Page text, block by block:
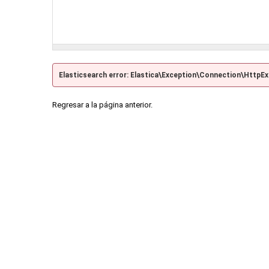
Elasticsearch error:
Regresar a la página anterior.